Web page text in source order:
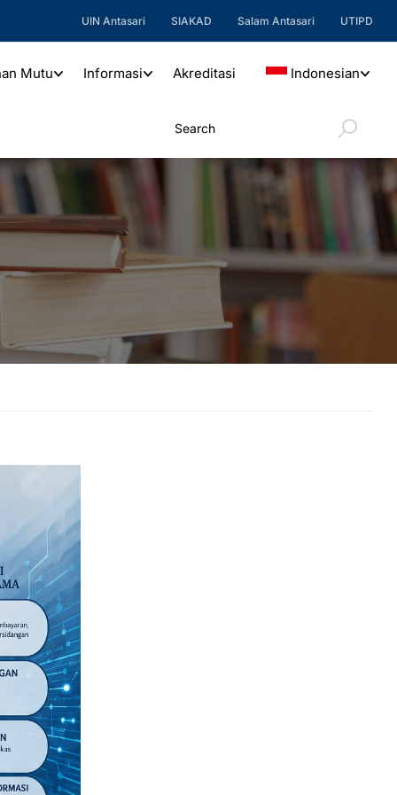
UIN Antasari SIAKAD Salam Antasari UTIPD
Mutu Informasi Akreditasi Indonesian